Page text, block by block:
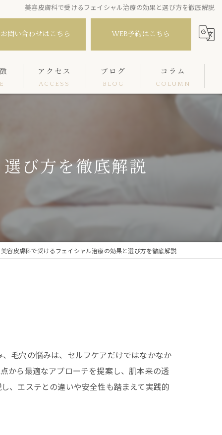
美容皮膚科で受けるフェイシャル治療の効果と選び方を徹底解説
お問い合わせはこちら WEB予約はこちら
アクセス
ACCESS
ブログ
BLOG
コラム
COLUMN
び方を徹底解説
美容皮膚科で受けるフェイシャル治療の効果と選び方を徹底解説
毛穴の悩みは、セルフケアだけではなかなか
から最適なアプローチを提案し、肌本来の透
、エステとの違いや安全性も踏まえて実践的